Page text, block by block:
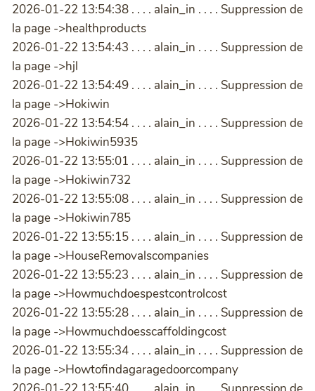
2026-01-22 13:54:38 . . . . alain_in . . . . Suppression de
la page ->healthproducts
2026-01-22 13:54:43 . . . . alain_in . . . . Suppression de
la page ->hjl
2026-01-22 13:54:49 . . . . alain_in . . . . Suppression de
la page ->Hokiwin
2026-01-22 13:54:54 . . . . alain_in . . . . Suppression de
la page ->Hokiwin5935
2026-01-22 13:55:01 . . . . alain_in . . . . Suppression de
la page ->Hokiwin732
2026-01-22 13:55:08 . . . . alain_in . . . . Suppression de
la page ->Hokiwin785
2026-01-22 13:55:15 . . . . alain_in . . . . Suppression de
la page ->HouseRemovalscompanies
2026-01-22 13:55:23 . . . . alain_in . . . . Suppression de
la page ->Howmuchdoespestcontrolcost
2026-01-22 13:55:28 . . . . alain_in . . . . Suppression de
la page ->Howmuchdoesscaffoldingcost
2026-01-22 13:55:34 . . . . alain_in . . . . Suppression de
la page ->Howtofindagaragedoorcompany